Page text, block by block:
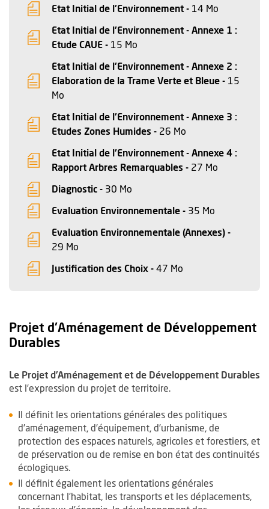
Etat Initial de l'Environnement - 14 Mo
Etat Initial de l'Environnement - Annexe 1 :
Etude CAUE - 15 Mo
Etat Initial de l'Environnement - Annexe 2 :
Elaboration de la Trame Verte et Bleue - 15
Mo
Etat Initial de l'Environnement - Annexe 3 :
Etudes Zones Humides - 26 Mo
Etat Initial de l'Environnement - Annexe 4 :
Rapport Arbres Remarquables - 27 Mo
Diagnostic - 30 Mo
Evaluation Environnementale - 35 Mo
Evaluation Environnementale (Annexes) -
29 Mo
Justification des Choix - 47 Mo
Projet d'Aménagement de Développement
Durables
Le Projet d’Aménagement et de Développement Durables
est l’expression du projet de territoire.
Il définit les orientations générales des politiques
d’aménagement, d’équipement, d’urbanisme, de
protection des espaces naturels, agricoles et forestiers, et
de préservation ou de remise en bon état des continuités
écologiques.
Il définit également les orientations générales
concernant l’habitat, les transports et les déplacements,